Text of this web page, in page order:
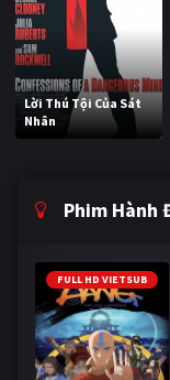
Lời Thú Tội Của Sát
Nhân
Phim Hành
FULL HD VIETSUB